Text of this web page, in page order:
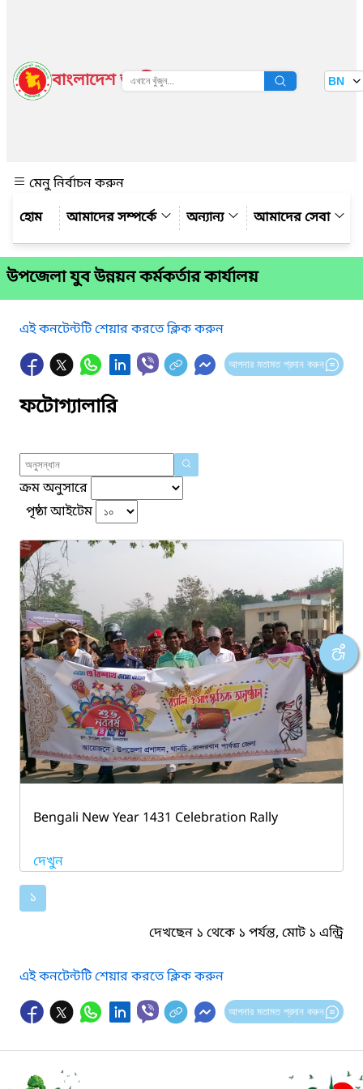
বাংলাদেশ জাতীয় তথ্য বাতায়ন BN
মেনু নির্বাচন করুন
আমাদের সম্পর্কে
অন্যান্য আমাদের সেবা
উপজেলা যুব উন্নয়ন কর্মকর্তার কার্যালয়
এই কনটেন্টটি শেয়ার করতে ক্লিক করুন
আপনার মতামত প্রদান করুন
ফটোগ্যালারি
ক্রম অনুসারে
পৃষ্ঠা আইটেম
Bengali New Year 1431 Celebration Rally
দেখুন
১
দেখছেন ১ থেকে ১ পর্যন্ত, মোট ১ এন্ট্রি
এই কনটেন্টটি শেয়ার করতে ক্লিক করুন
আপনার মতামত প্রদান করুন